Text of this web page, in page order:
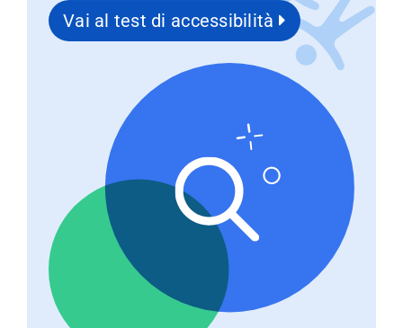
Vai al test di accessibilità